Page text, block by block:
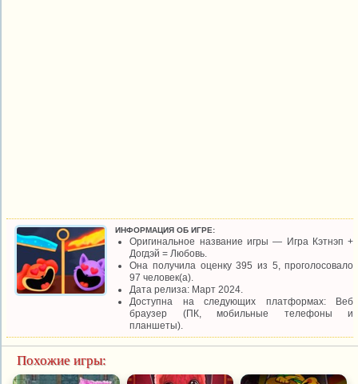
ИНФОРМАЦИЯ ОБ ИГРЕ:
Оригинальное название игры — Игра Кэтнэп +
Догдэй = Любовь.
Она получила оценку 395 из 5, проголосовало
97 человек(а).
Дата релиза: Март 2024.
Доступна на следующих платформах: Веб
браузер (ПК, мобильные телефоны и
планшеты).
Похожие игры: